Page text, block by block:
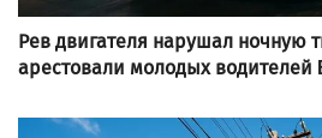
Рев двигателя нарушал ночную
арестовали молодых водителей